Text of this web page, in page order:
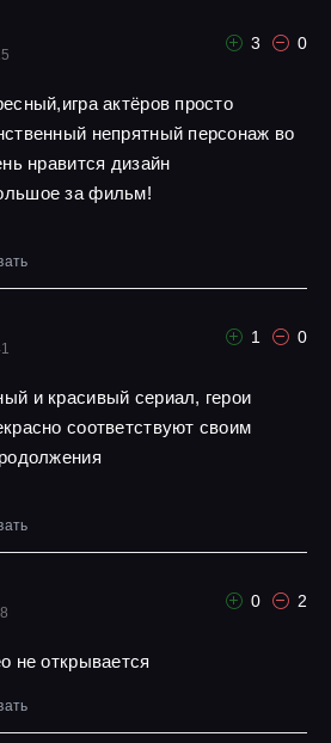
3 0
актёров просто
непрятный персонаж во
нравится дизайн
за фильм!
1 0
и красивый сериал, герои
соответствуют своим
0 2
не открывается